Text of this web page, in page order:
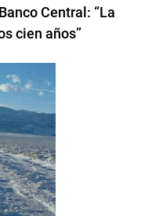
Central: “La
cien años”